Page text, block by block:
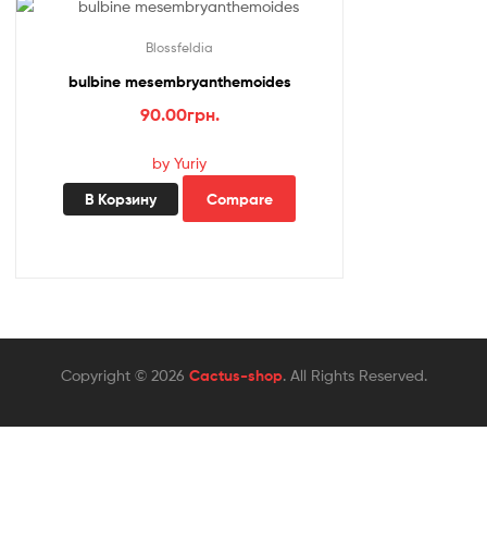
Blossfeldia
bulbine mesembryanthemoides
90.00грн.
by Yuriy
В Корзину Compare
Copyright © 2026 Cactus-shop. All Rights Reserved.